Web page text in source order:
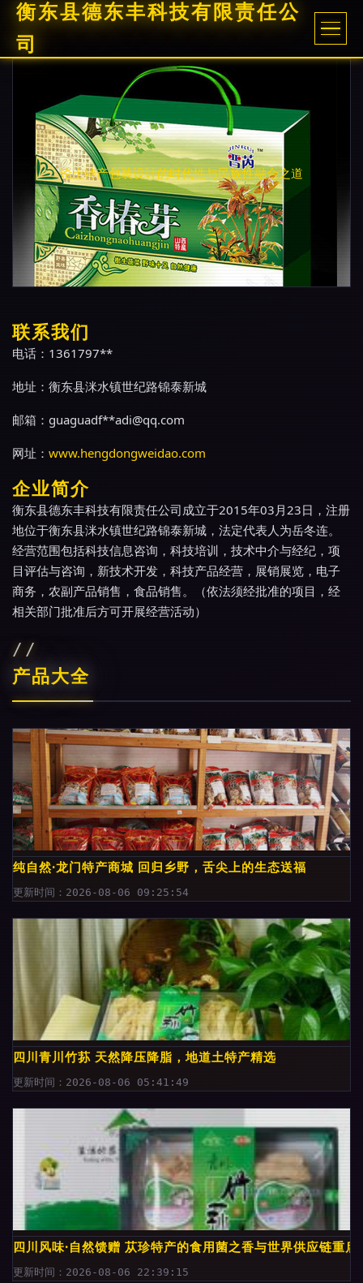
衡东县德东丰科技有限责任公
司
论土特产包装设计的时代性与民族性融合之道
联系我们
电话：1361797**
地址：衡东县洣水镇世纪路锦泰新城
邮箱：guaguadf**adi@qq.com
网址： www.hengdongweidao.com
企业简介
衡东县德东丰科技有限责任公司成立于2015年03月23日，注册
地位于衡东县洣水镇世纪路锦泰新城，法定代表人为岳冬连。
经营范围包括科技信息咨询，科技培训，技术中介与经纪，项
目评估与咨询，新技术开发，科技产品经营，展销展览，电子
商务，农副产品销售，食品销售。（依法须经批准的项目，经
相关部门批准后方可开展经营活动）
产品大全
纯自然·龙门特产商城 回归乡野，舌尖上的生态送福
更新时间：2026-08-06 09:25:54
四川青川竹荪 天然降压降脂，地道土特产精选
更新时间：2026-08-06 05:41:49
四川风味·自然馈赠 苁珍特产的食用菌之香与世界供应链重启
更新时间：2026-08-06 22:39:15